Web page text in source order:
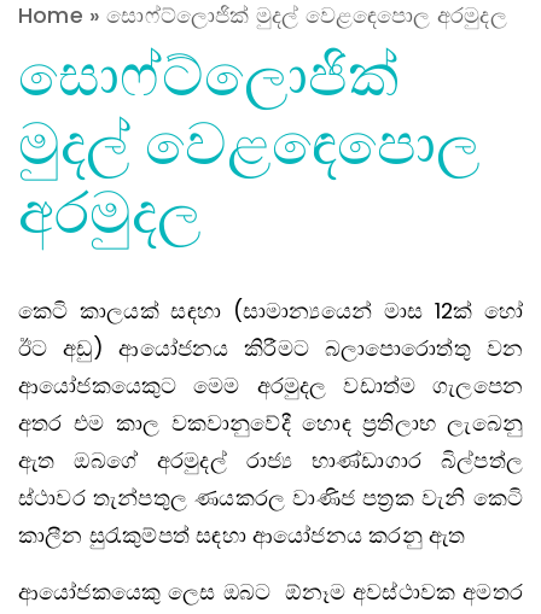
Home »සොෆ්ට්ලොජික් මුදල් වෙළඳෙපොල අරමුදල
සොෆ්ට්ලොජික්
මුදල් වෙළඳෙපොල
අරමුදල
කෙටි කාලයක් සඳහා (සාමාන්‍යයෙන් මාස 12ක් හෝ
ඊට අඩු) ආයෝජනය කිරීමට බලාපොරොත්තු වන
ආයෝජකයෙකුට මෙම අරමුදල වඩාත්ම ගැලපෙන
අතර එම කාල වකවානුවේදී හොඳ ප්‍රතිලාභ ලැබෙනු
ඇත ඔබගේ අරමුදල් රාජ්‍ය භාණ්ඩාගාර බිල්පත්ල
ස්ථාවර තැන්පතුල ණයකරල වාණිජ පත‍්‍රක වැනි කෙටි
කාලීන සුරැකුම්පත් සඳහා ආයෝජනය කරනු ඇත
ආයෝජකයෙකු ලෙස ඔබට ඕනෑම අවස්ථාවක අමතර